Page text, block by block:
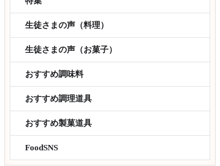
生徒さまの声（料理）
生徒さまの声（お菓子）
おすすめ調味料
おすすめ調理道具
おすすめ製菓道具
FoodSNS